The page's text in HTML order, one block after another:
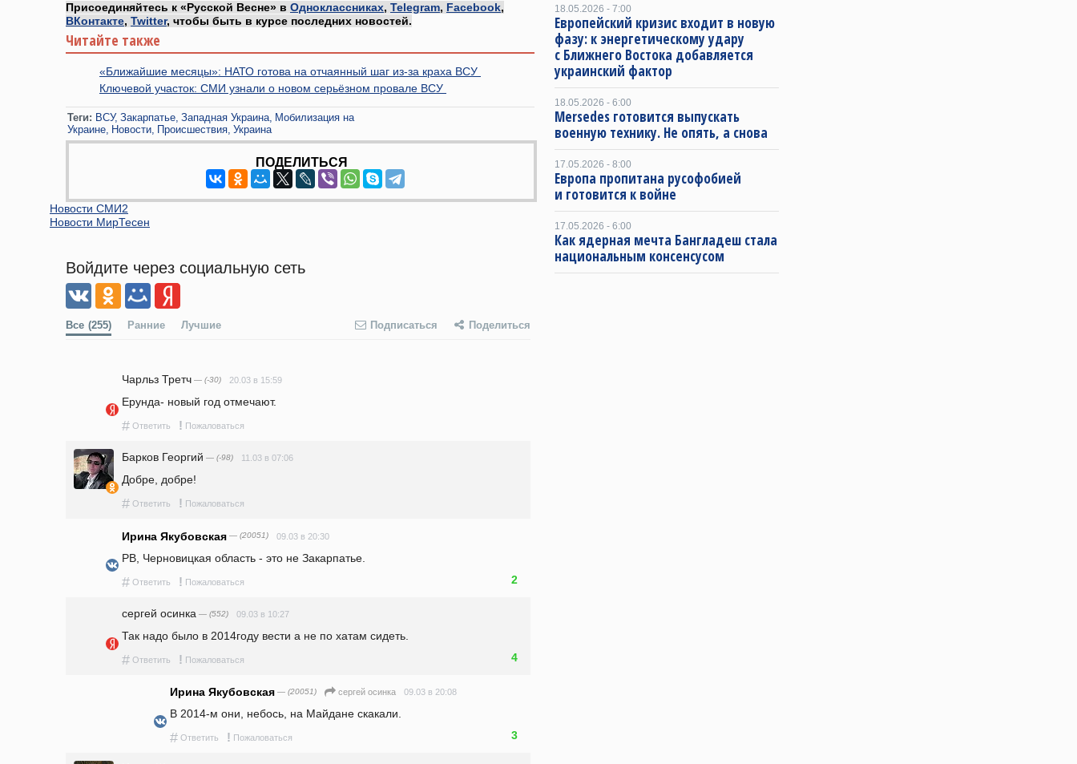
Присоединяйтесь к «Русской Весне» в Одноклассниках, Telegram, Facebook,
ВКонтакте, Twitter, чтобы быть в курсе последних новостей.
Читайте также
«Ближайшие месяцы»: НАТО готова на отчаянный шаг из-за краха ВСУ
Ключевой участок: СМИ узнали о новом серьёзном провале ВСУ
Теги: ВСУ Закарпатье Западная Украина Мобилизация на
Украине Новости Происшествия Украина
ПОДЕЛИТЬСЯ
Новости СМИ2
Новости МирТесен
Войдите через социальную сеть
Все (255) Ранние Лучшие Подписаться Поделиться
Чарльз Третч — (-30) 20.03 в 15:59
Ерунда- новый год отмечают.
# Ответить ! Пожаловаться
Барков Георгий — (-98) 11.03 в 07:06
Добре, добре!
# Ответить ! Пожаловаться
Ирина Якубовская — (20051) 09.03 в 20:30
РВ, Черновицкая область - это не Закарпатье.
# Ответить ! Пожаловаться 2
сергей осинка — (552) 09.03 в 10:27
Так надо было в 2014году вести а не по хатам сидеть.
# Ответить ! Пожаловаться 4
Ирина Якубовская — (20051) сергей осинка 09.03 в 20:08
В 2014-м они, небось, на Майдане скакали.
# Ответить ! Пожаловаться 3
18.05.2026 - 7:00
Европейский кризис входит в новую
фазу: к энергетическому удару
с Ближнего Востока добавляется
украинский фактор
18.05.2026 - 6:00
Mersedes готовится выпускать
военную технику. Не опять, а снова
17.05.2026 - 8:00
Европа пропитана русофобией
и готовится к войне
17.05.2026 - 6:00
Как ядерная мечта Бангладеш стала
национальным консенсусом